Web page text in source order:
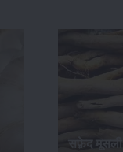
सफ़ेद मूसली